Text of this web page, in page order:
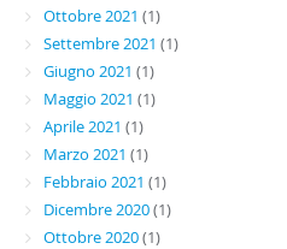
Ottobre 2021 (1)
Settembre 2021 (1)
Giugno 2021 (1)
Maggio 2021 (1)
Aprile 2021 (1)
Marzo 2021 (1)
Febbraio 2021 (1)
Dicembre 2020(1)
Ottobre 2020(1)